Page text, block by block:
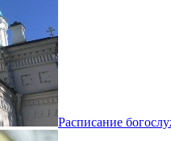
Расписание